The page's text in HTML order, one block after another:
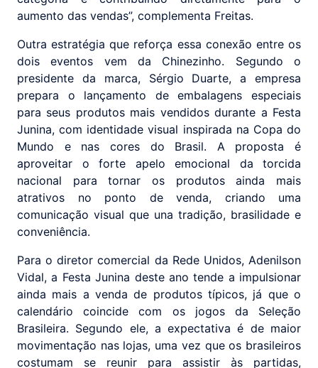
aumento das vendas”, complementa Freitas.
Outra estratégia que reforça essa conexão entre os
dois eventos vem da Chinezinho. Segundo o
presidente da marca, Sérgio Duarte, a empresa
prepara o lançamento de embalagens especiais
para seus produtos mais vendidos durante a Festa
Junina, com identidade visual inspirada na Copa do
Mundo e nas cores do Brasil. A proposta é
aproveitar o forte apelo emocional da torcida
nacional para tornar os produtos ainda mais
atrativos no ponto de venda, criando uma
comunicação visual que una tradição, brasilidade e
conveniência.
Para o diretor comercial da Rede Unidos, Adenilson
Vidal, a Festa Junina deste ano tende a impulsionar
ainda mais a venda de produtos típicos, já que o
calendário coincide com os jogos da Seleção
Brasileira. Segundo ele, a expectativa é de maior
movimentação nas lojas, uma vez que os brasileiros
costumam se reunir para assistir às partidas,